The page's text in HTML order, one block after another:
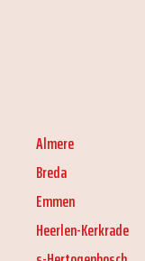
Almere
Breda
Emmen
Heerlen-Kerkrade